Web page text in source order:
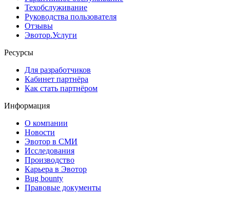
Техобслуживание
Руководства пользователя
Отзывы
Эвотор.Услуги
Ресурсы
Для разработчиков
Кабинет партнёра
Как стать партнёром
Информация
О компании
Новости
Эвотор в СМИ
Исследования
Производство
Карьера в Эвотор
Bug bounty
Правовые документы